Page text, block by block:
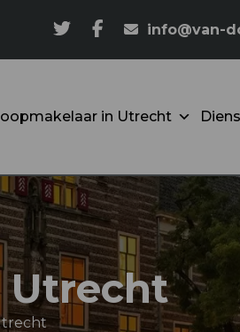
info@van-
in Utrecht
Utrecht